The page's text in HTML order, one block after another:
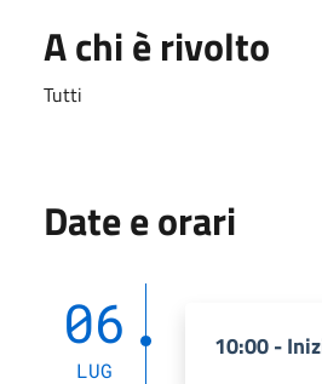
A chi è rivolto
Tutti
Date e orari
06
LUG
10:00 -